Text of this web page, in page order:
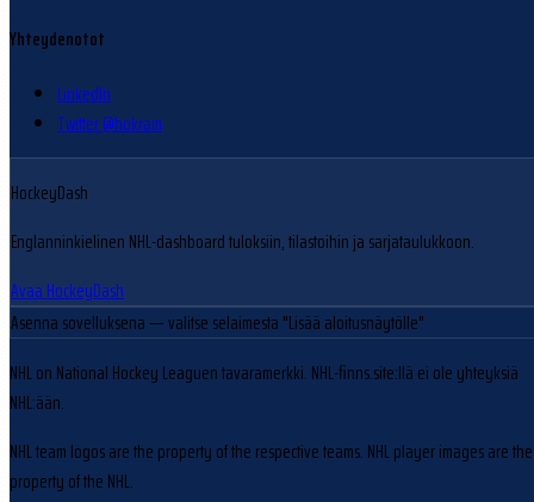
Yhteydenotot
LinkedIn
Twitter @hokram
HockeyDash
Englanninkielinen NHL-dashboard tuloksiin, tilastoihin ja sarjataulukkoon.
Avaa HockeyDash
Asenna sovelluksena — valitse selaimesta "Lisää aloitusnäytölle"
NHL on National Hockey Leaguen tavaramerkki. NHL-finns.site:llä ei ole yhteyksiä
NHL:ään.
NHL team logos are the property of the respective teams. NHL player images are the
property of the NHL.